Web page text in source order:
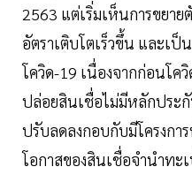
2563 แต่เริ่มเห็นการขยา
อัตราเติบโตเร็วขึ้น และเป็
โควิด-19 เนื่องจากก่อนโค
ปล่อยสินเชื่อไม่มีหลักประ
ปรับลดลงกอบกับมีโครงก
โอกาสของสินเชื่อจำนำทะ